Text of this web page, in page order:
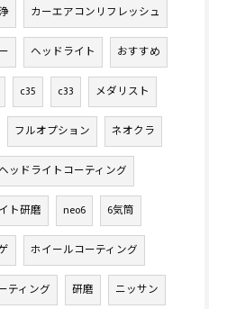
カーエアコンリフレッシュ
ヘッドライト おすすめ
c35 c33 メダリスト
フルオプション ネオクラ
ヘッドライトコーティング
ト研磨 neo6 6気筒
ホイールコーティング
ティング 研磨 ニッサン